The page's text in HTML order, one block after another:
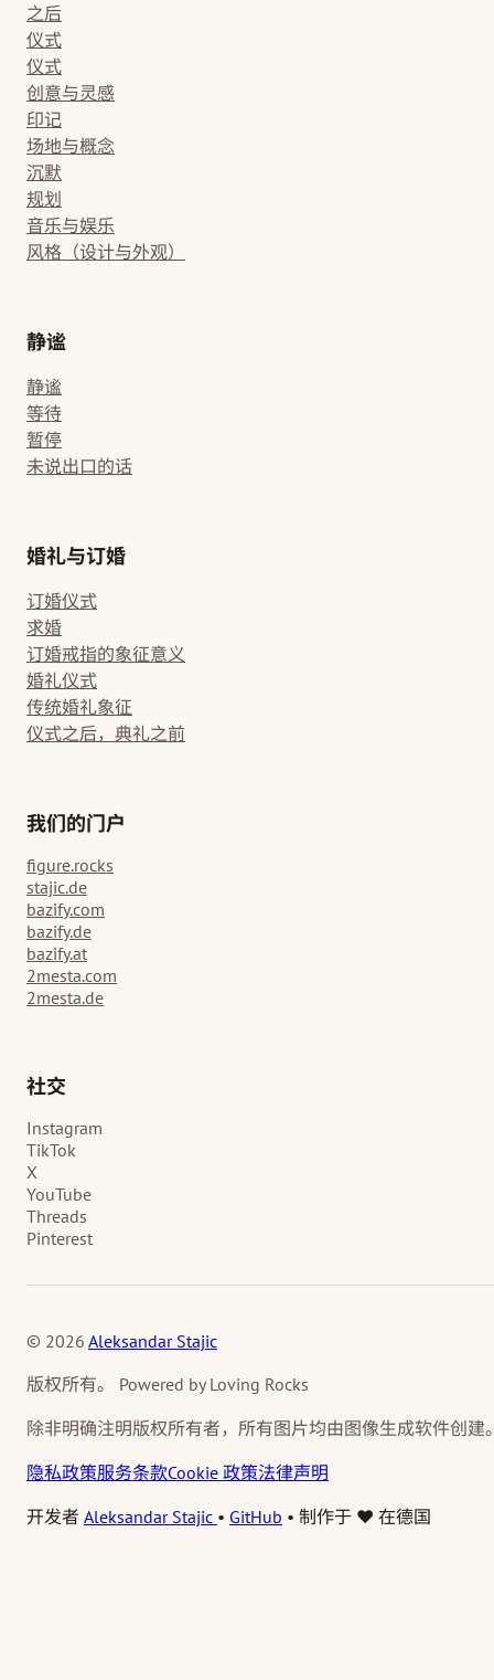
之后
仪式
仪式
创意与灵感
印记
场地与概念
沉默
规划
音乐与娱乐
风格（设计与外观）
静谧
静谧
等待
暂停
未说出口的话
婚礼与订婚
订婚仪式
求婚
订婚戒指的象征意义
婚礼仪式
传统婚礼象征
仪式之后，典礼之前
我们的门户
figure.rocks
stajic.de
bazify.com
bazify.de
bazify.at
2mesta.com
2mesta.de
社交
Instagram
TikTok
X
YouTube
Threads
Pinterest
© 2026 Aleksandar Stajic
版权所有。 Powered by Loving Rocks
除非明确注明版权所有者，所有图片均由图像生成软件创建
隐私政策服务条款Cookie 政策法律声明
开发者 Aleksandar Stajic • GitHub • 制作于 ❤️ 在德国